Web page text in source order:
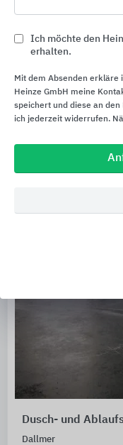
Schlüter®-
Dusch- und
Dallmer
Ich möchte den
erhalten.
Mit dem Absenden erkläre
Heinze GmbH meine
speichert und diese an
ich jederzeit widerrufen.